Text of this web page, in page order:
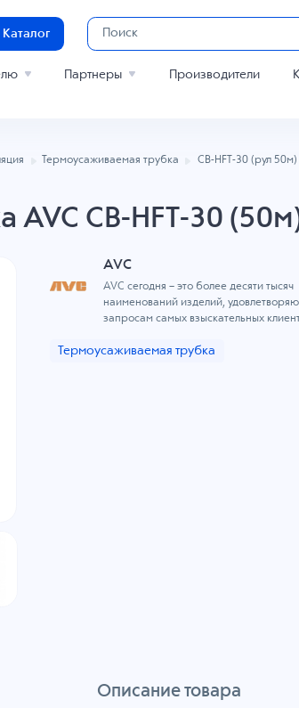
Каталог
Партнеры Производители
Термоусаживаемая трубка CB-HFT-30 (рул 50м)
AVC CB-HFT-30
AVC
AVC сегодня – это более десяти тысяч
наименований изделий,
запросам самых взыскательных
Термоусаживаемая трубка
Описание товара